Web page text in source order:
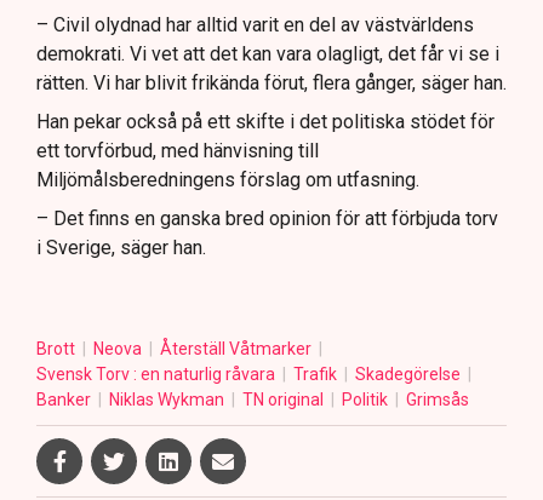
– Civil olydnad har alltid varit en del av västvärldens
demokrati. Vi vet att det kan vara olagligt, det får vi se i
rätten. Vi har blivit frikända förut, flera gånger, säger han.
Han pekar också på ett skifte i det politiska stödet för
ett torvförbud, med hänvisning till
Miljömålsberedningens förslag om utfasning.
– Det finns en ganska bred opinion för att förbjuda torv
i Sverige, säger han.
Brott Neova
Återställ Våtmarker
Svensk Torv : en naturlig råvara
Trafik
Skadegörelse
Banker
Niklas Wykman TN original Politik Grimsås